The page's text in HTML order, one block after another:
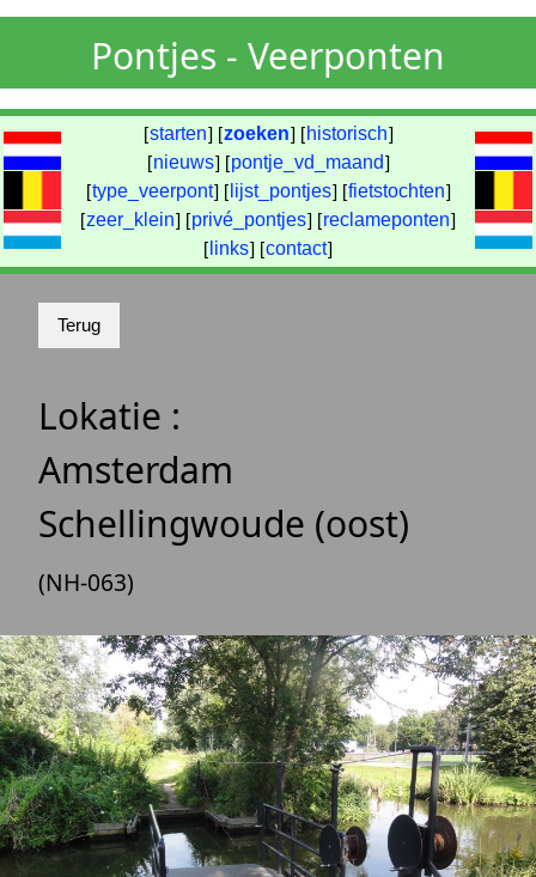
Pontjes - Veerponten
[starten] [zoeken] [ historisch]
[nieuws] [pontje_vd_maand]
[type_veerpont] [ lijst_pontjes] [fietstochten]
[zeer_klein] [privé_pontjes] [reclameponten]
[ links] [contact]
Lokatie :
Amsterdam
Schellingwoude (oost)
(NH-063)